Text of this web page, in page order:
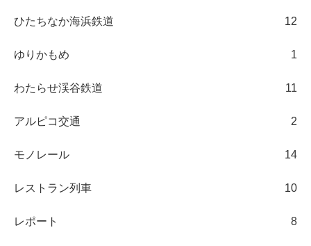
ひたちなか海浜鉄道 12
ゆりかもめ 1
わたらせ渓谷鉄道 11
アルピコ交通 2
モノレール 14
レストラン列車 10
レポート 8